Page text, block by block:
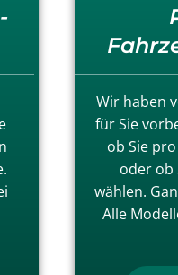
Wir haben
für Sie
ob Sie
oder ob
wählen.
Alle